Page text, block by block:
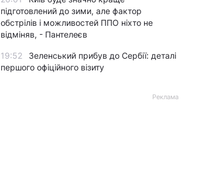
підготовлений до зими, але фактор
обстрілів і можливостей ППО ніхто не
відміняв, - Пантелеєв
19:52
Зеленський прибув до Сербії: деталі
першого офіційного візиту
Реклама